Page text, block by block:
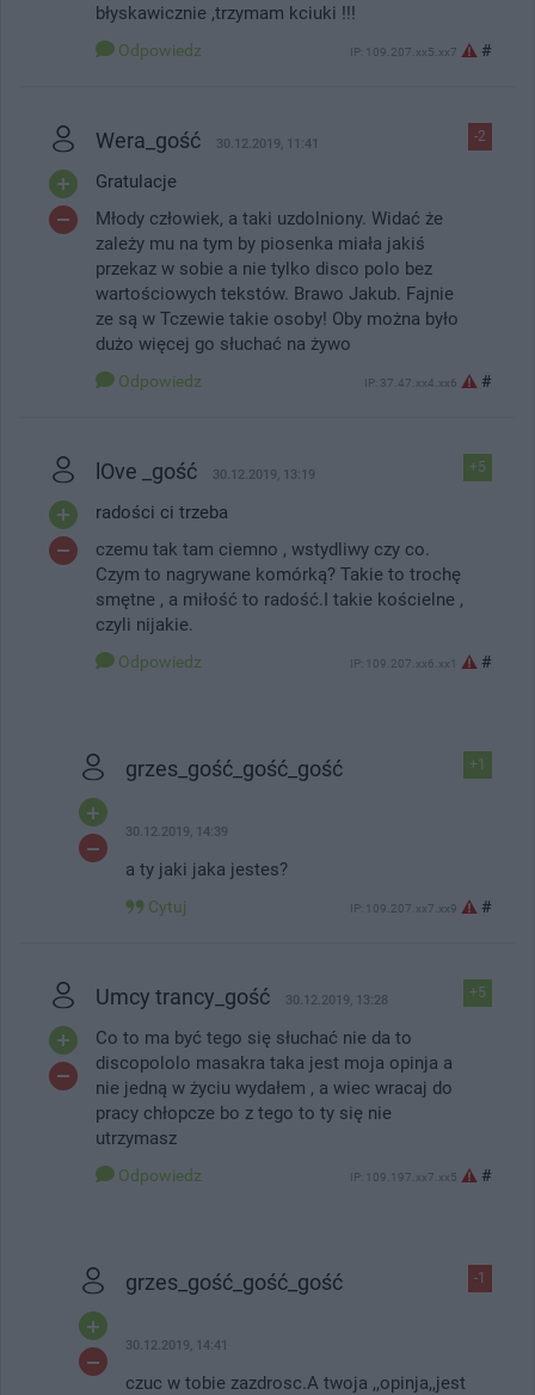
błyskawicznie ,trzymam kciuki !!!
Odpowiedz IP: 109.207.xx5.xx7 #
-2
Wera_gość 30.12.2019, 11:41
Gratulacje
Młody człowiek, a taki uzdolniony. Widać że
zależy mu na tym by piosenka miała jakiś
przekaz w sobie a nie tylko disco polo bez
wartościowych tekstów. Brawo Jakub. Fajnie
ze są w Tczewie takie osoby! Oby można było
dużo więcej go słuchać na żywo
Odpowiedz IP: 37.47.xx4.xx6 #
+5
lOve _gość 30.12.2019, 13:19
radości ci trzeba
czemu tak tam ciemno , wstydliwy czy co.
Czym to nagrywane komórką? Takie to trochę
smętne , a miłość to radość.I takie kościelne ,
czyli nijakie.
Odpowiedz IP: 109.207.xx6.xx1 #
+1
grzes_gość_gość_gość
30.12.2019, 14:39
a ty jaki jaka jestes?
Cytuj IP: 109.207.xx7.xx9 #
+5
Umcy trancy_gość 30.12.2019, 13:28
Co to ma być tego się słuchać nie da to
discopololo masakra taka jest moja opinja a
nie jedną w życiu wydałem , a wiec wracaj do
pracy chłopcze bo z tego to ty się nie
utrzymasz
Odpowiedz IP: 109.197.xx7.xx5 #
-1
grzes_gość_gość_gość
30.12.2019, 14:41
czuc w tobie zazdrosc.A twoja ,,opinja,,jest